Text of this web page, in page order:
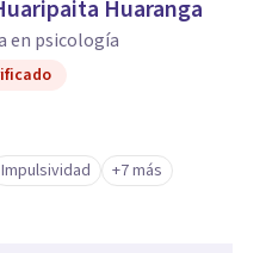
Huaranga
en psicología
Impulsividad +7 más